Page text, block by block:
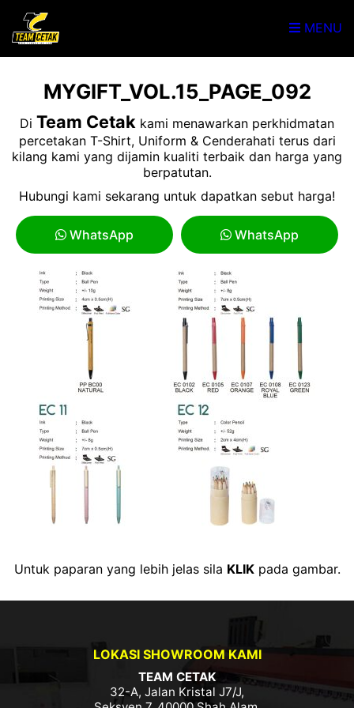
MENU
MYGIFT_VOL.15_PAGE_092
Di Team Cetak kami menawarkan perkhidmatan
percetakan T-Shirt, Uniform & Cenderahati terus dari
kilang kami yang dijamin kualiti terbaik dan harga yang
berpatutan.
Hubungi kami sekarang untuk dapatkan sebut harga!
WhatsApp WhatsApp
Untuk paparan yang lebih jelas sila KLIKpada gambar.
LOKASI SHOWROOM KAMI
TEAM CETAK
32-A, Jalan Kristal J7/J,